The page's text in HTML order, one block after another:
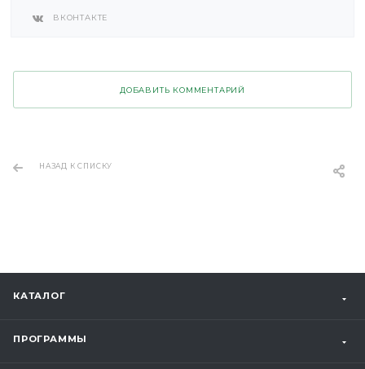
ВКОНТАКТЕ
ДОБАВИТЬ КОММЕНТАРИЙ
НАЗАД К СПИСКУ
КАТАЛОГ
ПРОГРАММЫ